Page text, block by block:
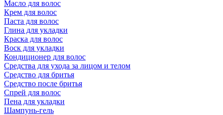
Масло для волос
Крем для волос
Паста для волос
Глина для укладки
Краска для волос
Воск для укладки
Кондиционер для волос
Средства для ухода за лицом и телом
Средство для бритья
Средство после бритья
Спрей для волос
Пена для укладки
Шампунь-гель